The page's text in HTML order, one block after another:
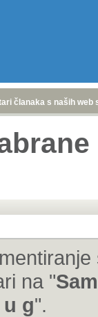
članaka s naših web
na "
g".